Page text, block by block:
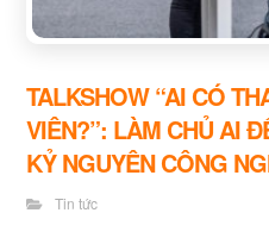
TALKSHOW “AI CÓ
VIÊN?”: LÀM CHỦ AI
KỶ NGUYÊN CÔNG
Tin tức